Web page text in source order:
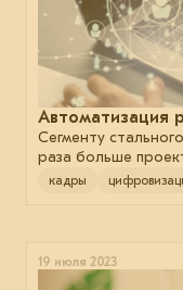
Автоматизация
Сегменту
раза больше
кадры
19 июля 2023